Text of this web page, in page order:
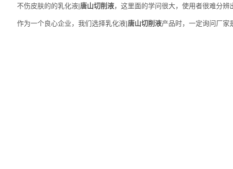
不伤皮肤的的乳化液|唐山切削液，这里面的学问很大，使用者很难分辨
作为一个良心企业，我们选择乳化液|唐山切削液产品时，一定询问厂家